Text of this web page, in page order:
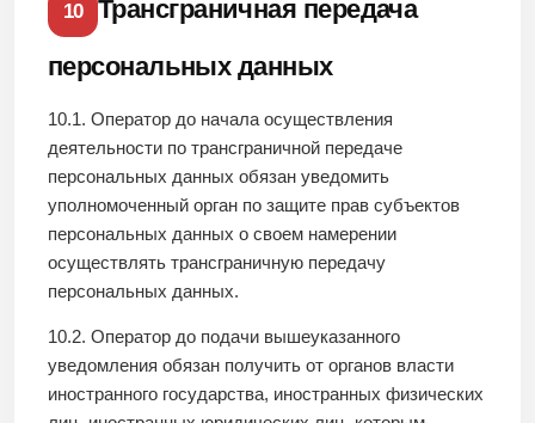
10
Трансграничная передача
персональных данных
10.1. Оператор до начала осуществления
деятельности по трансграничной передаче
персональных данных обязан уведомить
уполномоченный орган по защите прав субъектов
персональных данных о своем намерении
осуществлять трансграничную передачу
персональных данных.
10.2. Оператор до подачи вышеуказанного
уведомления обязан получить от органов власти
иностранного государства, иностранных физических